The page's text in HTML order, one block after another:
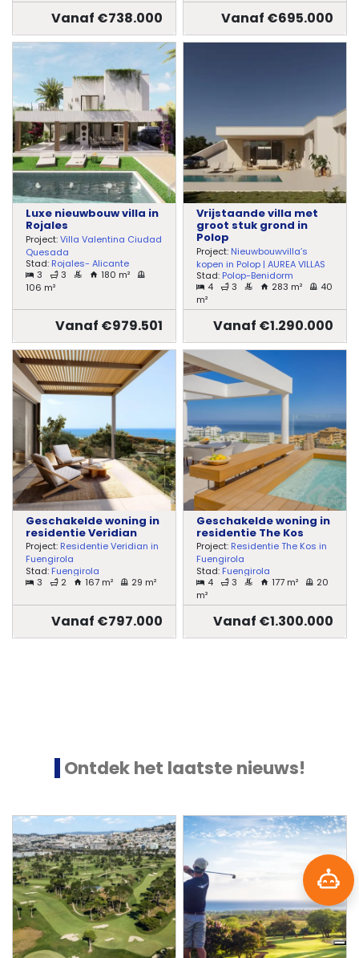
Vanaf €738.000 Vanaf €695.000
Luxe nieuwbouw villa in
Rojales
Project:Villa Valentina Ciudad
Quesada
Stad: Rojales- Alicante
3
3
180 m²
106 m²
Vanaf €979.501
Vrijstaande villa met
groot stuk grond in
Polop
Project: Nieuwbouwvilla’s
kopen in Polop | AUREA VILLAS
Stad: Polop-Benidorm
4
3 283 m²
40
m²
Vanaf €1.290.000
Geschakelde woning in
residentie Veridian
Project: Residentie Veridian in
Fuengirola
Stad: Fuengirola
3
2 167 m² 29 m²
Vanaf €797.000
Geschakelde woning in
residentie The Kos
Project: Residentie The Kos in
Fuengirola
Stad: Fuengirola
4
3 177 m²
20
m²
Vanaf €1.300.000
Ontdek het laatste nieuws!